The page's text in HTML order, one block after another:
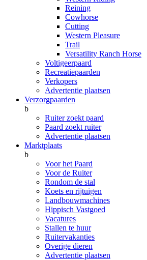
Reining
Cowhorse
Cutting
Western Pleasure
Trail
Versatility Ranch Horse
Voltigeerpaard
Recreatiepaarden
Verkopers
Advertentie plaatsen
Verzorgpaarden
b
Ruiter zoekt paard
Paard zoekt ruiter
Advertentie plaatsen
Marktplaats
b
Voor het Paard
Voor de Ruiter
Rondom de stal
Koets en rijtuigen
Landbouwmachines
Hippisch Vastgoed
Vacatures
Stallen te huur
Ruitervakanties
Overige dieren
Advertentie plaatsen